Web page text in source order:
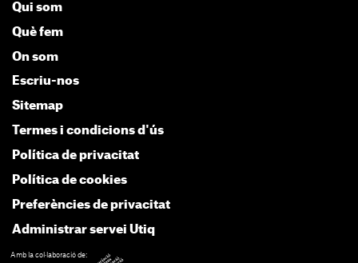
Qui som
Què fem
On som
Escriu-nos
Sitemap
Termes i condicions d'ús
Política de privacitat
Política de cookies
Preferències de privacitat
Administrar servei Utiq
Amb la col·laboració de: